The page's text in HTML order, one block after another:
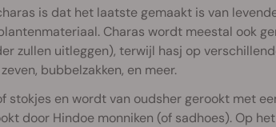
is dat het laatste gemaakt is van
Charas wordt meestal ook
zullen uitleggen), terwijl hasj op
bubbelzakken, en meer.
stokjes en wordt van oudsher gerookt met
door Hindoe monniken (of sadhoes). Op